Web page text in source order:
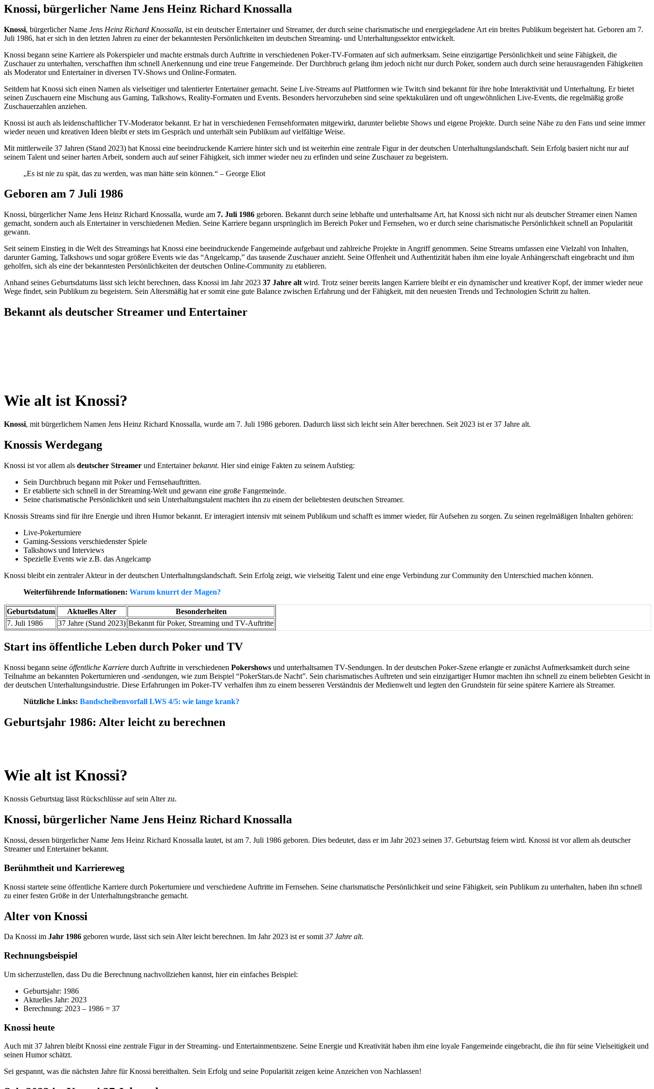
Knossi, bürgerlicher Name Jens Heinz Richard Knossalla
Knossi, bürgerlicher Name Jens Heinz Richard Knossalla, ist ein deutscher Entertainer und Streamer, der durch seine charismatische und energiegeladene Art ein breites Publikum begeistert hat. Geboren am 7.
Juli 1986, hat er sich in den letzten Jahren zu einer der bekanntesten Persönlichkeiten im deutschen Streaming- und Unterhaltungssektor entwickelt.
Knossi begann seine Karriere als Pokerspieler und machte erstmals durch Auftritte in verschiedenen Poker-TV-Formaten auf sich aufmerksam. Seine einzigartige Persönlichkeit und seine Fähigkeit, die
Zuschauer zu unterhalten, verschafften ihm schnell Anerkennung und eine treue Fangemeinde. Der Durchbruch gelang ihm jedoch nicht nur durch Poker, sondern auch durch seine herausragenden Fähigkeiten
als Moderator und Entertainer in diversen TV-Shows und Online-Formaten.
Seitdem hat Knossi sich einen Namen als vielseitiger und talentierter Entertainer gemacht. Seine Live-Streams auf Plattformen wie Twitch sind bekannt für ihre hohe Interaktivität und Unterhaltung. Er bietet
seinen Zuschauern eine Mischung aus Gaming, Talkshows, Reality-Formaten und Events. Besonders hervorzuheben sind seine spektakulären und oft ungewöhnlichen Live-Events, die regelmäßig große
Zuschauerzahlen anziehen.
Knossi ist auch als leidenschaftlicher TV-Moderator bekannt. Er hat in verschiedenen Fernsehformaten mitgewirkt, darunter beliebte Shows und eigene Projekte. Durch seine Nähe zu den Fans und seine immer
wieder neuen und kreativen Ideen bleibt er stets im Gespräch und unterhält sein Publikum auf vielfältige Weise.
Mit mittlerweile 37 Jahren (Stand 2023) hat Knossi eine beeindruckende Karriere hinter sich und ist weiterhin eine zentrale Figur in der deutschen Unterhaltungslandschaft. Sein Erfolg basiert nicht nur auf
seinem Talent und seiner harten Arbeit, sondern auch auf seiner Fähigkeit, sich immer wieder neu zu erfinden und seine Zuschauer zu begeistern.
„Es ist nie zu spät, das zu werden, was man hätte sein können.“ – George Eliot
Geboren am 7 Juli 1986
Knossi, bürgerlicher Name Jens Heinz Richard Knossalla, wurde am 7. Juli 1986 geboren. Bekannt durch seine lebhafte und unterhaltsame Art, hat Knossi sich nicht nur als deutscher Streamer einen Namen
gemacht, sondern auch als Entertainer in verschiedenen Medien. Seine Karriere begann ursprünglich im Bereich Poker und Fernsehen, wo er durch seine charismatische Persönlichkeit schnell an Popularität
gewann.
Seit seinem Einstieg in die Welt des Streamings hat Knossi eine beeindruckende Fangemeinde aufgebaut und zahlreiche Projekte in Angriff genommen. Seine Streams umfassen eine Vielzahl von Inhalten,
darunter Gaming, Talkshows und sogar größere Events wie das “Angelcamp,” das tausende Zuschauer anzieht. Seine Offenheit und Authentizität haben ihm eine loyale Anhängerschaft eingebracht und ihm
geholfen, sich als eine der bekanntesten Persönlichkeiten der deutschen Online-Community zu etablieren.
Anhand seines Geburtsdatums lässt sich leicht berechnen, dass Knossi im Jahr 2023 37 Jahre alt wird. Trotz seiner bereits langen Karriere bleibt er ein dynamischer und kreativer Kopf, der immer wieder neue
Wege findet, sein Publikum zu begeistern. Sein Altersmäßig hat er somit eine gute Balance zwischen Erfahrung und der Fähigkeit, mit den neuesten Trends und Technologien Schritt zu halten.
Bekannt als deutscher Streamer und Entertainer
Wie alt ist Knossi?
Knossi, mit bürgerlichem Namen Jens Heinz Richard Knossalla, wurde am 7. Juli 1986 geboren. Dadurch lässt sich leicht sein Alter berechnen. Seit 2023 ist er 37 Jahre alt.
Knossis Werdegang
Knossi ist vor allem als deutscher Streamer und Entertainerbekannt. Hier sind einige Fakten zu seinem Aufstieg:
Sein Durchbruch begann mit Poker und Fernsehauftritten.
Er etablierte sich schnell in der Streaming-Welt und gewann eine große Fangemeinde.
Seine charismatische Persönlichkeit und sein Unterhaltungstalent machten ihn zu einem der beliebtesten deutschen Streamer.
Knossis Streams sind für ihre Energie und ihren Humor bekannt. Er interagiert intensiv mit seinem Publikum und schafft es immer wieder, für Aufsehen zu sorgen. Zu seinen regelmäßigen Inhalten gehören:
Live-Pokerturniere
Gaming-Sessions verschiedenster Spiele
Talkshows und Interviews
Spezielle Events wie z.B. das Angelcamp
Knossi bleibt ein zentraler Akteur in der deutschen Unterhaltungslandschaft. Sein Erfolg zeigt, wie vielseitig Talent und eine enge Verbindung zur Community den Unterschied machen können.
Weiterführende Informationen: Warum knurrt der Magen?
Geburtsdatum Aktuelles Alter
Besonderheiten
7. Juli 1986
37 Jahre (Stand 2023) Bekannt für Poker, Streaming und TV-Auftritte
Start ins öffentliche Leben durch Poker und TV
Knossi begann seine öffentliche Karriere durch Auftritte in verschiedenen Pokershows und unterhaltsamen TV-Sendungen. In der deutschen Poker-Szene erlangte er zunächst Aufmerksamkeit durch seine
Teilnahme an bekannten Pokerturnieren und -sendungen, wie zum Beispiel “PokerStars.de Nacht”. Sein charismatisches Auftreten und sein einzigartiger Humor machten ihn schnell zu einem beliebten Gesicht in
der deutschen Unterhaltungsindustrie. Diese Erfahrungen im Poker-TV verhalfen ihm zu einem besseren Verständnis der Medienwelt und legten den Grundstein für seine spätere Karriere als Streamer.
Nützliche Links: Bandscheibenvorfall LWS 4/5: wie lange krank?
Geburtsjahr 1986: Alter leicht zu berechnen
Wie alt ist Knossi?
Knossis Geburtstag lässt Rückschlüsse auf sein Alter zu.
Knossi, bürgerlicher Name Jens Heinz Richard Knossalla
Knossi, dessen bürgerlicher Name Jens Heinz Richard Knossalla lautet, ist am 7. Juli 1986 geboren. Dies bedeutet, dass er im Jahr 2023 seinen 37. Geburtstag feiern wird. Knossi ist vor allem als deutscher
Streamer und Entertainer bekannt.
Berühmtheit und Karriereweg
Knossi startete seine öffentliche Karriere durch Pokerturniere und verschiedene Auftritte im Fernsehen. Seine charismatische Persönlichkeit und seine Fähigkeit, sein Publikum zu unterhalten, haben ihn schnell
zu einer festen Größe in der Unterhaltungsbranche gemacht.
Alter von Knossi
Da Knossi im Jahr 1986 geboren wurde, lässt sich sein Alter leicht berechnen. Im Jahr 2023 ist er somit37 Jahre alt.
Rechnungsbeispiel
Um sicherzustellen, dass Du die Berechnung nachvollziehen kannst, hier ein einfaches Beispiel:
Geburtsjahr: 1986
Aktuelles Jahr: 2023
Berechnung: 2023 – 1986 = 37
Knossi heute
Auch mit 37 Jahren bleibt Knossi eine zentrale Figur in der Streaming- und Entertainmentszene. Seine Energie und Kreativität haben ihm eine loyale Fangemeinde eingebracht, die ihn für seine Vielseitigkeit und
seinen Humor schätzt.
Sei gespannt, was die nächsten Jahre für Knossi bereithalten. Sein Erfolg und seine Popularität zeigen keine Anzeichen von Nachlassen!